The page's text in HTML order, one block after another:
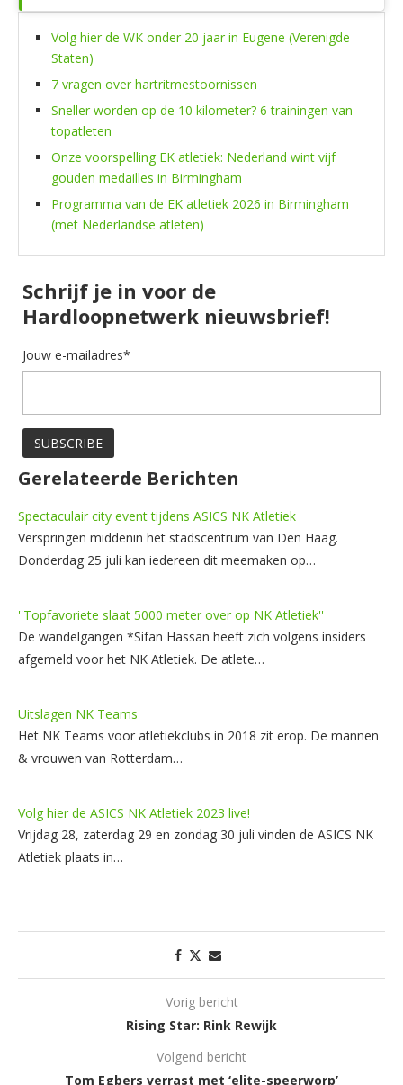
Volg hier de WK onder 20 jaar in Eugene (Verenigde
Staten)
7 vragen over hartritmestoornissen
Sneller worden op de 10 kilometer? 6 trainingen van
topatleten
Onze voorspelling EK atletiek: Nederland wint vijf
gouden medailles in Birmingham
Programma van de EK atletiek 2026 in Birmingham
(met Nederlandse atleten)
Schrijf je in voor de
Hardloopnetwerk nieuwsbrief!
Jouw e-mailadres*
Gerelateerde Berichten
Spectaculair city event tijdens ASICS NK Atletiek
Verspringen middenin het stadscentrum van Den Haag.
Donderdag 25 juli kan iedereen dit meemaken op…
''Topfavoriete slaat 5000 meter over op NK Atletiek''
De wandelgangen *Sifan Hassan heeft zich volgens insiders
afgemeld voor het NK Atletiek. De atlete…
Uitslagen NK Teams
Het NK Teams voor atletiekclubs in 2018 zit erop. De mannen
& vrouwen van Rotterdam…
Volg hier de ASICS NK Atletiek 2023 live!
Vrijdag 28, zaterdag 29 en zondag 30 juli vinden de ASICS NK
Atletiek plaats in…
Vorig bericht
Rising Star: Rink Rewijk
Volgend bericht
Tom Egbers verrast met ‘elite-speerworp’